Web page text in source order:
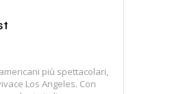
più spettacolari,
Los Angeles. Con